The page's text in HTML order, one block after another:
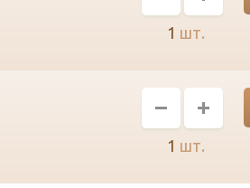
1 шт.
1 шт.